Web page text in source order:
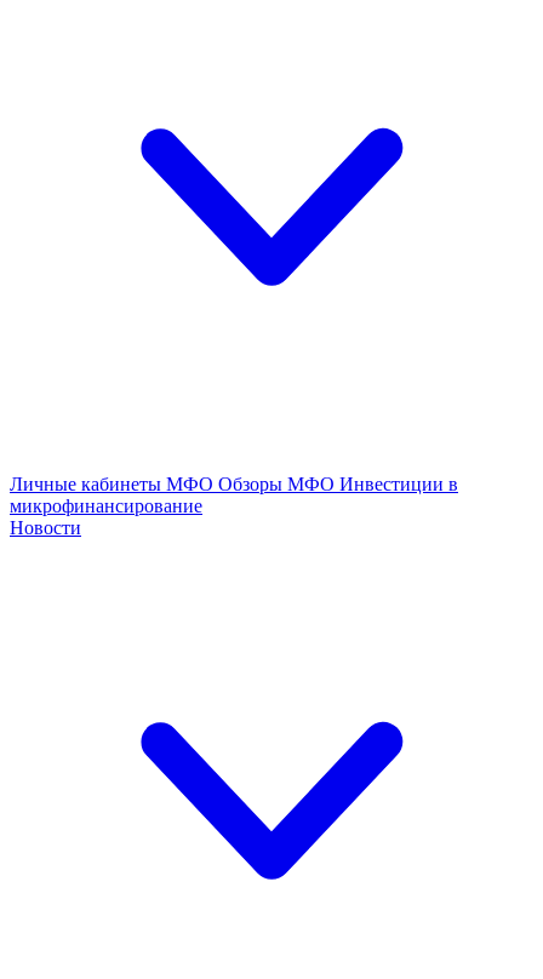
Личные кабинеты МФО Обзоры МФО Инвестиции в
микрофинансирование
Новости